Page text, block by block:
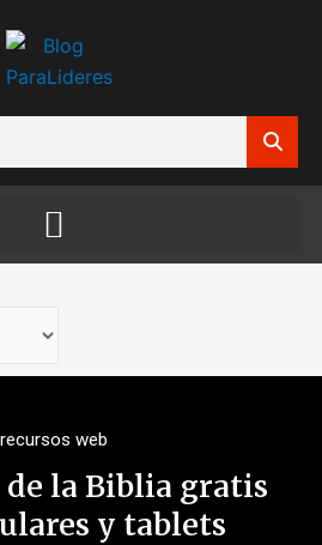
recursos web
la Biblia gratis
y tablets